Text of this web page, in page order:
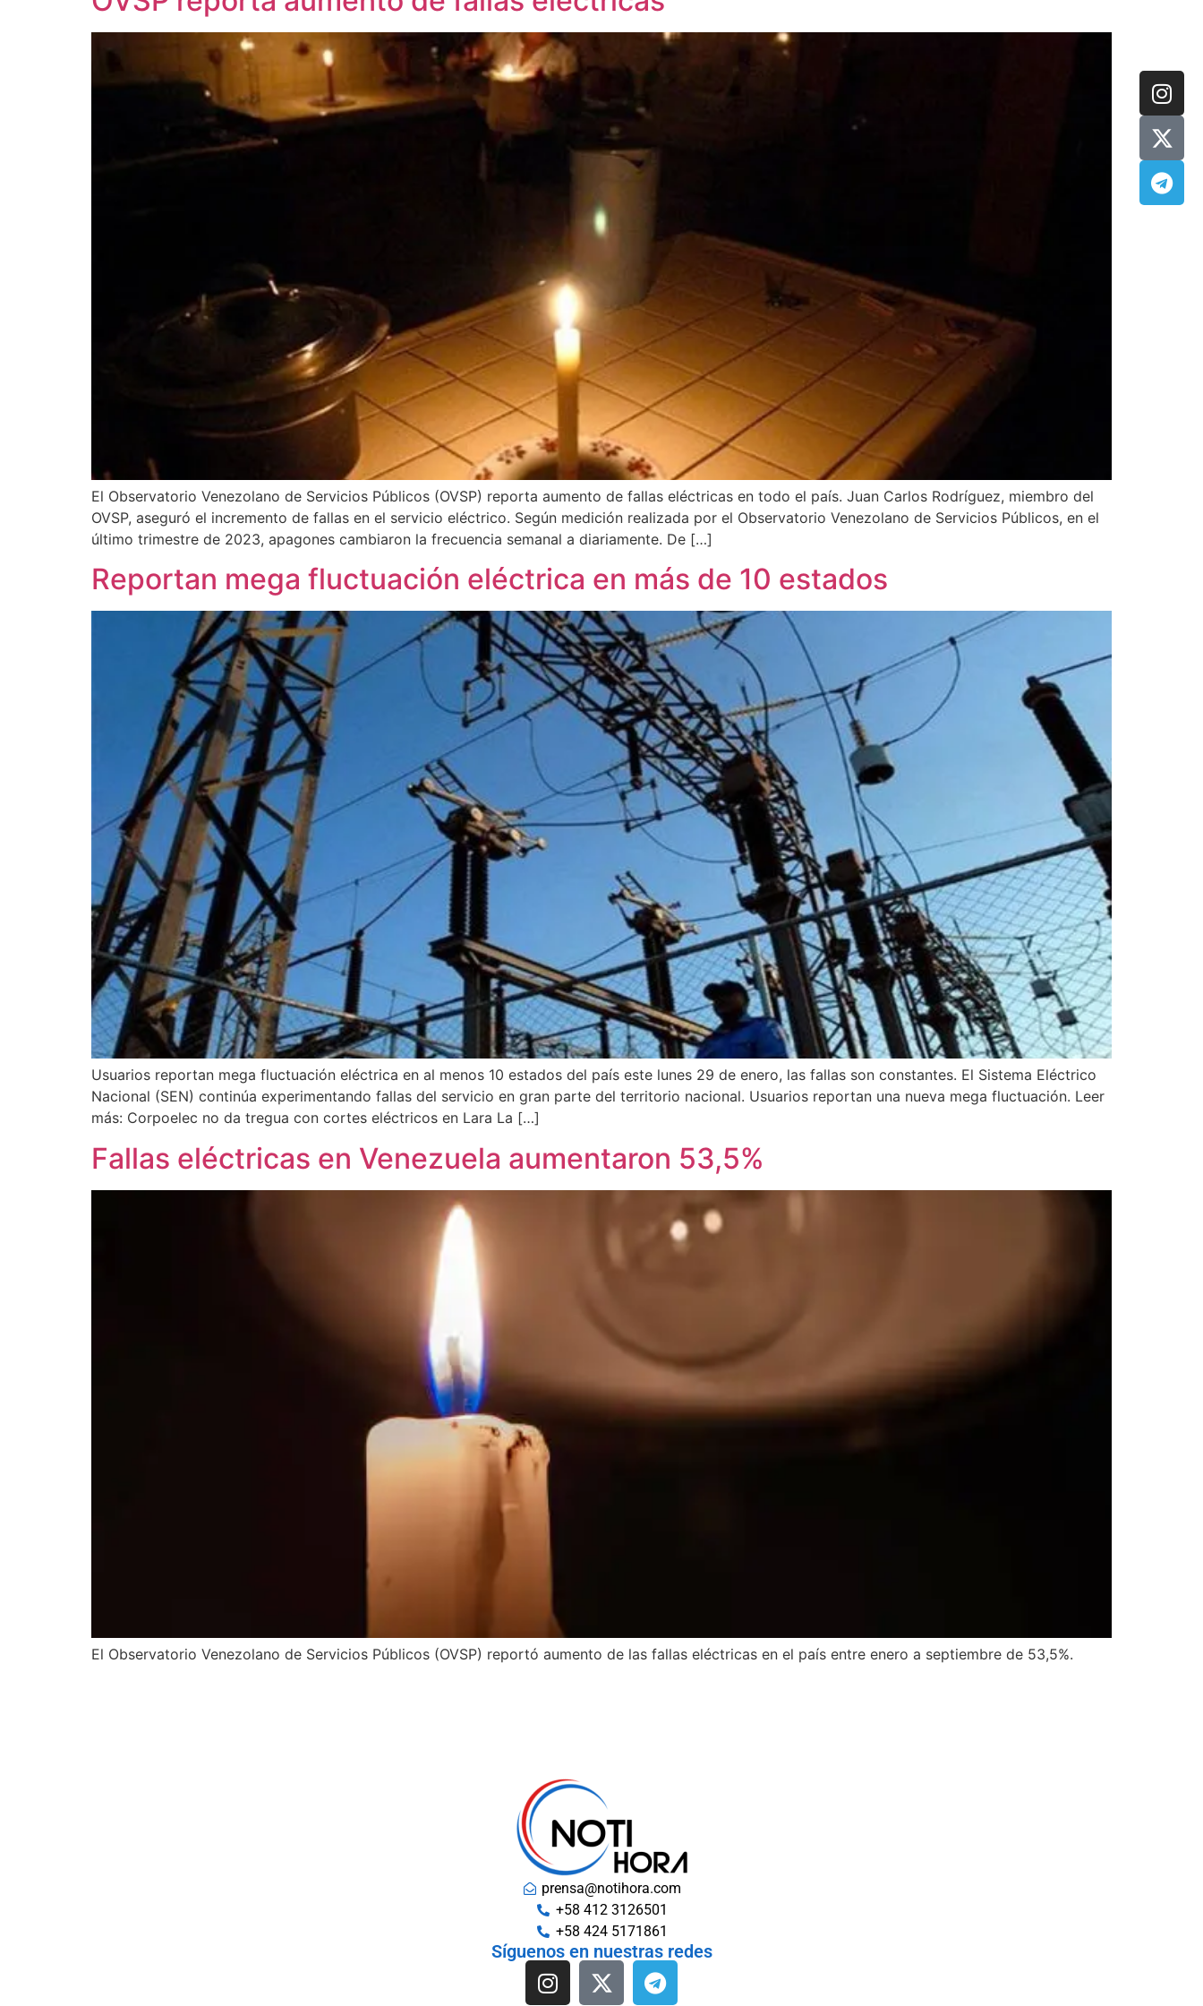
El Observatorio Venezolano de Servicios Públicos (OVSP) reporta aumento de fallas eléctricas en todo el país. Juan Carlos Rodríguez, miembro del
OVSP, aseguró el incremento de fallas en el servicio eléctrico. Según medición realizada por el Observatorio Venezolano de Servicios Públicos, en el
último trimestre de 2023, apagones cambiaron la frecuencia semanal a diariamente. De […]
Reportan mega fluctuación eléctrica en más de 10 estados
Usuarios reportan mega fluctuación eléctrica en al menos 10 estados del país este lunes 29 de enero, las fallas son constantes. El Sistema Eléctrico
Nacional (SEN) continúa experimentando fallas del servicio en gran parte del territorio nacional. Usuarios reportan una nueva mega fluctuación. Leer
más: Corpoelec no da tregua con cortes eléctricos en Lara La […]
Fallas eléctricas en Venezuela aumentaron 53,5%
El Observatorio Venezolano de Servicios Públicos (OVSP) reportó aumento de las fallas eléctricas en el país entre enero a septiembre de 53,5%.
prensa@notihora.com
+58 412 3126501
+58 424 5171861
Síguenos en nuestras redes